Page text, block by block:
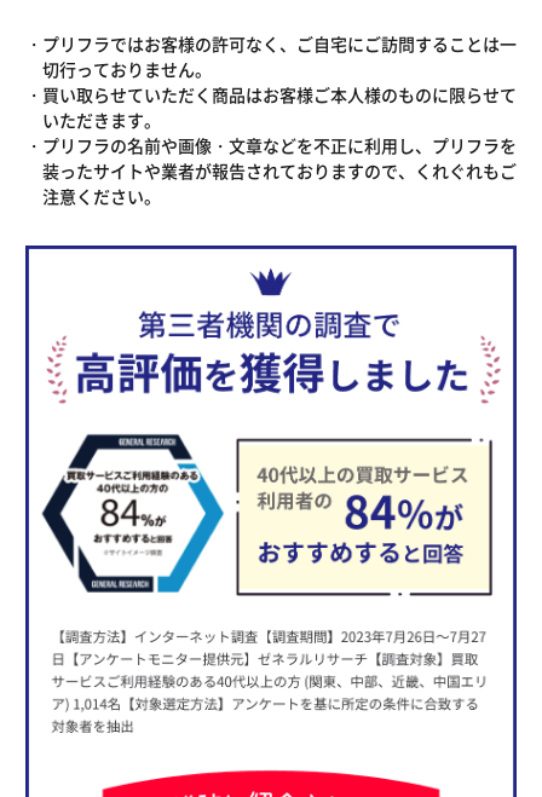
プリフラではお客様の許可なく、ご自宅にご訪問することは一
切行っておりません。
買い取らせていただく商品はお客様ご本人様のものに限らせて
いただきます。
プリフラの名前や画像・文章などを不正に利用し、プリフラを
装ったサイトや業者が報告されておりますので、くれぐれもご
注意ください。